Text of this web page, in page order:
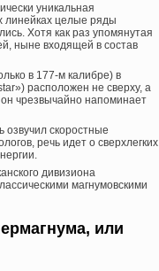
уникальная
линейках целые ряды
Хотя как раз упомянутая
ныне входящей в состав
в 177-м калибре) в
расположен не сверху, а
чрезвычайно напоминает
скоростные
речь идет о сверхлегких
дивизиона
магнумовскими
или